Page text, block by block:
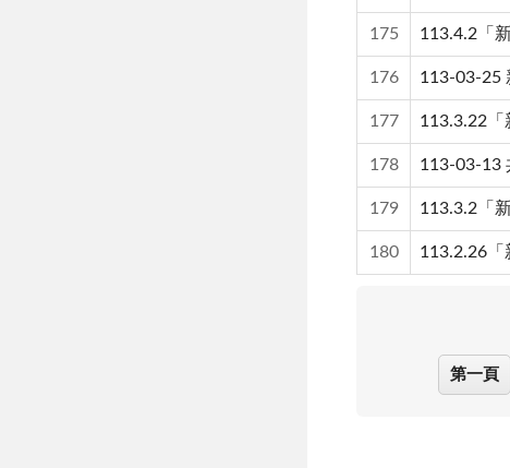
175 113.4.2「
176 113-03-25
177 113.3.22
178 113-03-13
179 113.3.2「
180 113.2.26
第一頁